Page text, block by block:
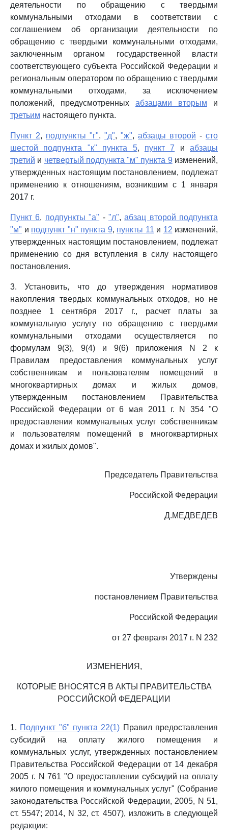
деятельности по обращению с твердыми
коммунальными отходами в соответствии с
соглашением об организации деятельности по
обращению с твердыми коммунальными отходами,
заключенным органом государственной власти
соответствующего субъекта Российской Федерации и
региональным оператором по обращению с твердыми
коммунальными отходами, за исключением
положений, предусмотренных абзацами вторым и
третьим настоящего пункта.
Пункт 2, подпункты "г", "д", "ж", абзацы второй - сто
шестой подпункта "к" пункта 5, пункт 7 и абзацы
третий и четвертый подпункта "м" пункта 9 изменений,
утвержденных настоящим постановлением, подлежат
применению к отношениям, возникшим с 1 января
2017 г.
Пункт 6, подпункты "а" - "л",абзац второй подпункта
"м" и подпункт "н" пункта 9, пункты 11 и 12 изменений,
утвержденных настоящим постановлением, подлежат
применению со дня вступления в силу настоящего
постановления.
3. Установить, что до утверждения нормативов
накопления твердых коммунальных отходов, но не
позднее 1 сентября 2017 г., расчет платы за
коммунальную услугу по обращению с твердыми
коммунальными отходами осуществляется по
формулам 9(3), 9(4) и 9(6) приложения N 2 к
Правилам предоставления коммунальных услуг
собственникам и пользователям помещений в
многоквартирных домах и жилых домов,
утвержденным постановлением Правительства
Российской Федерации от 6 мая 2011 г. N 354 "О
предоставлении коммунальных услуг собственникам
и пользователям помещений в многоквартирных
домах и жилых домов".
Председатель Правительства
Российской Федерации
Д.МЕДВЕДЕВ
Утверждены
постановлением Правительства
Российской Федерации
от 27 февраля 2017 г. N 232
ИЗМЕНЕНИЯ,
КОТОРЫЕ ВНОСЯТСЯ В АКТЫ ПРАВИТЕЛЬСТВА
РОССИЙСКОЙ ФЕДЕРАЦИИ
1. Подпункт "б" пункта 22(1) Правил предоставления
субсидий на оплату жилого помещения и
коммунальных услуг, утвержденных постановлением
Правительства Российской Федерации от 14 декабря
2005 г. N 761 "О предоставлении субсидий на оплату
жилого помещения и коммунальных услуг" (Собрание
законодательства Российской Федерации, 2005, N 51,
ст. 5547; 2014, N 32, ст. 4507), изложить в следующей
редакции: